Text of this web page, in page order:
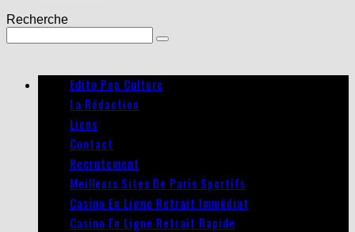
Recherche
Edito Pop Culture
La Rédaction
Liens
Contact
Recrutement
Meilleurs Sites De Paris Sportifs
Casino En Ligne Retrait Immédiat
Casino En Ligne Retrait Rapide